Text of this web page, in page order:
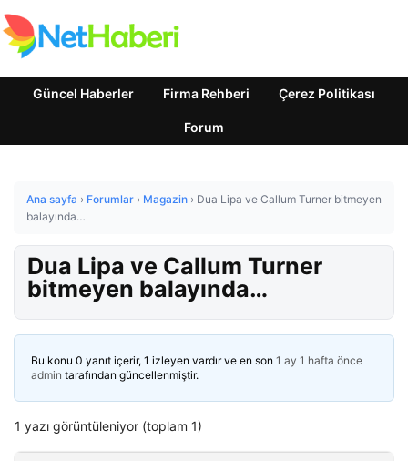
Güncel Haberler Firma Rehberi Çerez Politikası
Forum
Ana sayfa › Forumlar › Magazin › Dua Lipa ve Callum Turner bitmeyen
balayında…
Dua Lipa ve Callum Turner
bitmeyen balayında…
Bu konu 0 yanıt içerir, 1 izleyen vardır ve en son 1 ay 1 hafta önce
admin tarafından güncellenmiştir.
1 yazı görüntüleniyor (toplam 1)